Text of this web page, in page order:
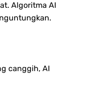
Algoritma AI
canggih, AI